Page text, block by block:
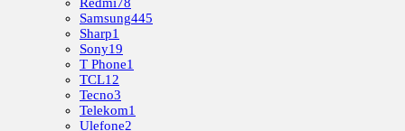
Redmi78
Samsung445
Sharp1
Sony19
T Phone1
TCL12
Tecno3
Telekom1
Ulefone2